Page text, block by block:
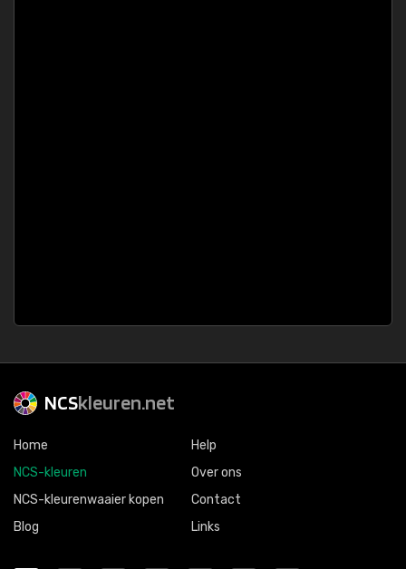
NCSkleuren.net
Home
NCS-kleuren
NCS-kleurenwaaier kopen
Blog
Help
Over ons
Contact
Links